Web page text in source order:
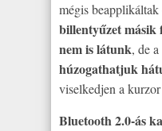
mégis beapplikáltak
billentyűzet másik
nem is látunk, de
húzogathatjuk
viselkedjen a
Bluetooth 2.0-ás